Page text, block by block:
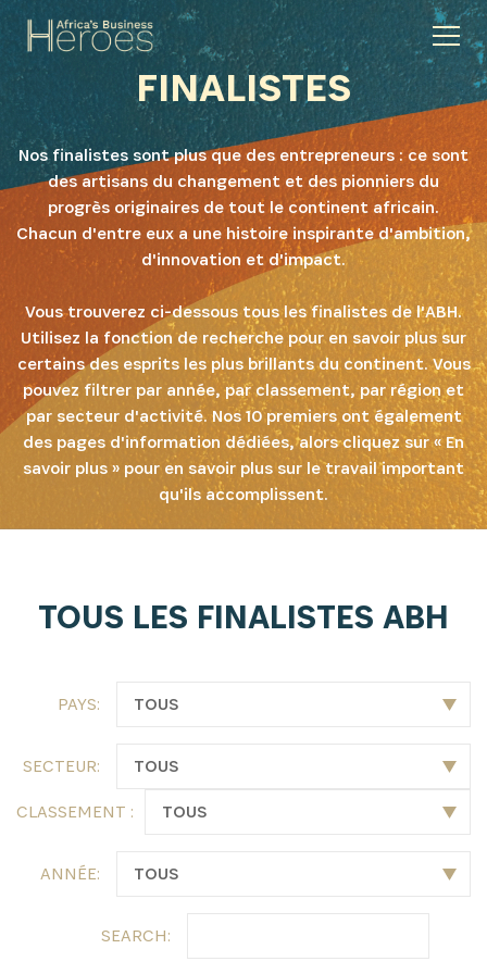
FINALISTES
Nos finalistes sont plus que des entrepreneurs : ce sont
des artisans du changement et des pionniers du
progrès originaires de tout le continent africain.
Chacun d'entre eux a une histoire inspirante d'ambition,
d'innovation et d'impact.
Vous trouverez ci-dessous tous les finalistes de l'ABH.
Utilisez la fonction de recherche pour en savoir plus sur
certains des esprits les plus brillants du continent. Vous
pouvez filtrer par année, par classement, par région et
par secteur d'activité. Nos 10 premiers ont également
des pages d'information dédiées, alors cliquez sur « En
savoir plus » pour en savoir plus sur le travail important
qu'ils accomplissent.
TOUS LES FINALISTES ABH
PAYS:
SECTEUR:
CLASSEMENT :
ANNÉE:
SEARCH: